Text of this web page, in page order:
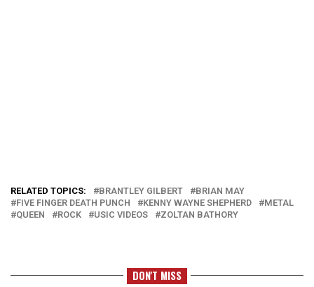
RELATED TOPICS: BRANTLEY GILBERT
BRIAN MAY
FIVE FINGER DEATH PUNCH
KENNY WAYNE SHEPHERD
METAL
QUEEN
ROCK USIC VIDEOS ZOLTAN BATHORY
DON'T MISS